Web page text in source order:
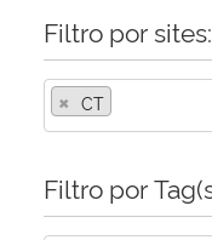
Filtro por sites:
× CT
Filtro por